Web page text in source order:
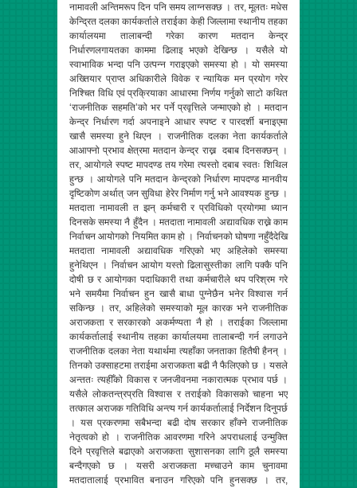
नामावली अन्तिमरूप दिन पनि समय लाग्नसक्छ । तर, मूलतः मधेस
केन्द्रित दलका कार्यकर्ताले तराईका केही जिल्लामा स्थानीय तहका
कार्यालयमा तालाबन्दी गरेका कारण मतदान केन्द्र
निर्धारणलगायतका काममा ढिलाइ भएको देखिन्छ । यसैले यो
स्वाभाविक भन्दा पनि उत्पन्न गराइएको समस्या हो । यो समस्या
अख्तियार प्राप्त अधिकारीले विवेक र न्यायिक मन प्रयोग गरेर
निश्चित विधि एवं प्रक्रियाका आधारमा निर्णय गर्नुको साटो कथित
‘राजनीतिक सहमति’को भर पर्ने प्रवृत्तिले जन्माएको हो । मतदान
केन्द्र निर्धारण गर्दा अपनाइने आधार स्पष्ट र पारदर्शी बनाइएमा
खासै समस्या हुने थिएन । राजनीतिक दलका नेता कार्यकर्ताले
आआफ्नो प्रभाव क्षेत्रमा मतदान केन्द्र राख्न दबाब दिनसक्छन् ।
तर, आयोगले स्पष्ट मापदण्ड तय गरेमा त्यस्तो दबाब स्वतः शिथिल
हुन्छ । आयोगले पनि मतदान केन्द्रको निर्धारण मापदण्ड मानवीय
दृष्टिकोण अर्थात् जन सुविधा हेरेर निर्माण गर्नु भने आवश्यक हुन्छ ।
मतदाता नामावली त झन् कर्मचारी र प्रविधिको प्रयोगमा ध्यान
दिनसके समस्या नै हुँदैन । मतदाता नामावली अद्यावधिक राख्ने काम
निर्वाचन आयोगको नियमित काम हो । निर्वाचनको घोषणा नहुँदैदेखि
मतदाता नामावली अद्यावधिक गरिएको भए अहिलेको समस्या
हुनेथिएन । निर्वाचन आयोग यस्तो ढिलासुस्तीका लागि पक्कै पनि
दोषी छ र आयोगका पदाधिकारी तथा कर्मचारीले थप परिश्रम गरे
भने समयैमा निर्वाचन हुन खासै बाधा पुग्नेछैन भनेर विश्वास गर्न
सकिन्छ । तर, अहिलेको समस्याको मूल कारक भने राजनीतिक
अराजकता र सरकारको अकर्मण्यता नै हो । तराईका जिल्लामा
कार्यकर्तालाई स्थानीय तहका कार्यालयमा तालाबन्दी गर्न लगाउने
राजनीतिक दलका नेता यथार्थमा त्यहाँका जनताका हितैषी हैनन् ।
तिनको उक्साहटमा तराईमा अराजकता बढी नै फैलिएको छ । यसले
अन्ततः त्यहीँको विकास र जनजीवनमा नकारात्मक प्रभाव पर्छ ।
यसैले लोकतन्त्रप्रति विश्वास र तराईको विकासको चाहना भए
तत्काल अराजक गतिविधि अन्त्य गर्न कार्यकर्तालाई निर्देशन दिनुपर्छ
। यस प्रकरणमा सबैभन्दा बढी दोष सरकार हाँक्ने राजनीतिक
नेतृत्वको हो । राजनीतिक आवरणमा गरिने अपराधलाई उन्मुक्ति
दिने प्रवृत्तिले बढाएको अराजकता सुशासनका लागि ठूलै समस्या
बन्दैगएको छ । यसरी अराजकता मच्चाउने काम चुनावमा
मतदातालाई प्रभावित बनाउन गरिएको पनि हुनसक्छ । तर,